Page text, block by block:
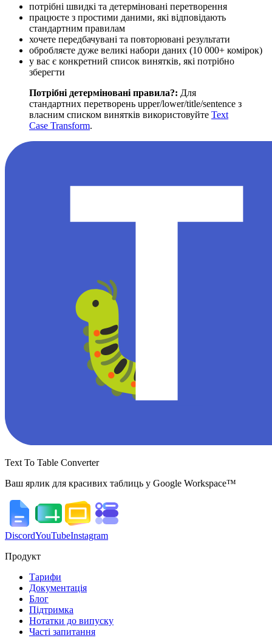
потрібні швидкі та детерміновані перетворення
працюєте з простими даними, які відповідають
стандартним правилам
хочете передбачувані та повторювані результати
обробляєте дуже великі набори даних (10 000+ комірок)
у вас є конкретний список винятків, які потрібно
зберегти
Потрібні детерміновані правила?: Для
стандартних перетворень upper/lower/title/sentence з
власним списком винятків використовуйте Text
Case Transform.
Text To Table Converter
Ваш ярлик для красивих таблиць у Google Workspace™
DiscordYouTubeInstagram
Продукт
Тарифи
Документація
Блог
Підтримка
Нотатки до випуску
Часті запитання